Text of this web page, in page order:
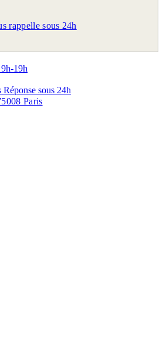
rappelle sous 24h
19h
Réponse sous 24h
Paris